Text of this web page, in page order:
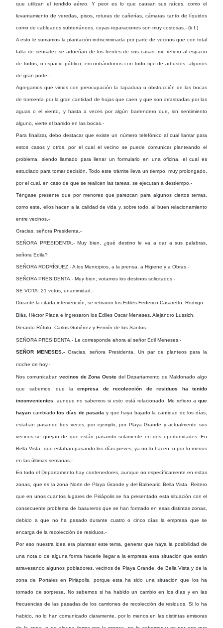
que utilizan el tendido aéreo. Y peor es lo que causan sus raíces, como el
levantamiento de veredas, pisos, roturas de cañerías, cámaras tanto de líquidos
como de cableados subterráneos, cuyas reparaciones son muy costosas.- (k.f.)
A esto le sumamos la plantación indiscriminada por parte de vecinos que con total
falta de sensatez se adueñan de los frentes de sus casas; me refiero al espacio
de todos, o espacio público, encontrándonos con todo tipo de arbustos, algunos
de gran porte.-
Agregamos que vimos con preocupación la tapadura u obstrucción de las bocas
de tormenta por la gran cantidad de hojas que caen y que son arrastradas por las
aguas o el viento, y hasta a veces por algún barrendero que, sin sentimiento
alguno, vierte el barrido en las bocas.-
Para finalizar, debo destacar que existe un número telefónico al cual llamar para
estos casos y otros, por el cual el vecino se puede comunicar planteando el
problema, siendo llamado para llenar un formulario en una oficina, el cual es
estudiado para tomar decisión. Todo este trámite lleva un tiempo, muy prolongado,
por el cual, en caso de que se realicen las tareas, se ejecutan a destiempo.-
Téngase presente que por menores que parezcan para algunos ciertos temas,
como este, ellos hacen a la calidad de vida y, sobre todo, al buen relacionamiento
entre vecinos.-
Gracias, señora Presidenta.-
SEÑORA PRESIDENTA.- Muy bien, ¿qué destino le va a dar a sus palabras,
señora Edila?
SEÑORA RODRÍGUEZ.- A los Municipios, a la prensa, a Higiene y a Obras.-
SEÑORA PRESIDENTA.- Muy bien; votamos los destinos solicitados.-
SE VOTA: 21 votos, unanimidad.-
Durante la citada intervención, se retiraron los Ediles Federico Casaretto, Rodrigo
Blás, Héctor Plada e ingresaron los Ediles Oscar Meneses, Alejandro Lussich,
Gerardo Rótulo, Carlos Gutiérrez y Fermín de los Santos.-
SEÑORA PRESIDENTA.- Le corresponde ahora al señor Edil Meneses.-
SEÑOR MENESES.- Gracias, señora Presidenta. Un par de planteos para la
noche de hoy.-
Nos comunicabanvecinos de Zona Oeste del Departamento de Maldonado algo
que sabemos, que la empresa de recolección de residuos ha tenido
inconvenientes , aunque no sabemos si esto está relacionado. Me refiero a que
hayan cambiadolos días de pasada y que haya bajado la cantidad de los días;
estaban pasando tres veces, por ejemplo, por Playa Grande y actualmente sus
vecinos se quejan de que están pasando solamente en dos oportunidades. En
Bella Vista, que estaban pasando los días jueves, ya no lo hacen, o por lo menos
en las últimas semanas.-
En todo el Departamento hay contenedores, aunque no específicamente en estas
zonas, que es la zona Norte de Playa Grande y del Balneario Bella Vista. Reitero
que en unos cuantos lugares de Piriápolis se ha presentado esta situación con el
consecuente problema de basureros que se han formado en esas distintas zonas,
debido a que no ha pasado durante cuatro o cinco días la empresa que se
encarga de la recolección de residuos.-
Por eso nuestra idea era plantear este tema, generar que haya la posibilidad de
una nota o de alguna forma hacerle llegar a la empresa esta situación que están
atravesando algunos pobladores, vecinos de Playa Grande, de Bella Vista y de la
zona de Portales en Piriápolis, porque esta ha sido una situación que los ha
tomado de sorpresa. No sabemos si ha habido un cambio en los días y en las
frecuencias de las pasadas de los camiones de recolección de residuos. Si lo ha
habido, no lo han comunicado claramente, por lo menos en las distintas emisoras